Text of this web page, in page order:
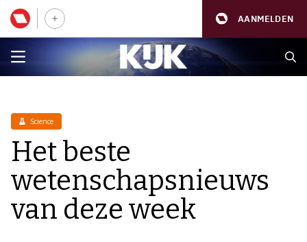
AANMELDEN
Science
Het beste
wetenschapsnieuws
van deze week